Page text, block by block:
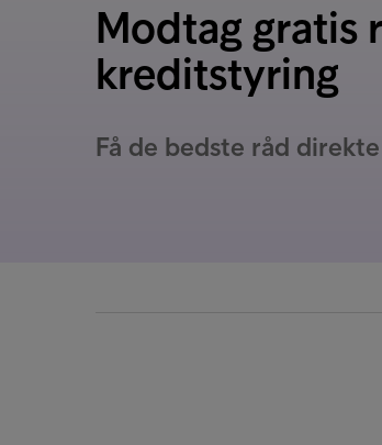
Modtag gratis
kreditstyring
Få de bedste råd